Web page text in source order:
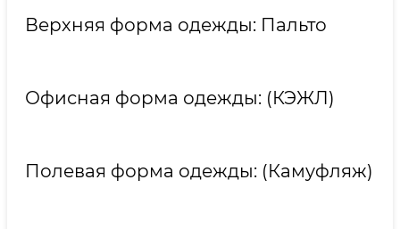
Верхняя форма одежды: Пальто
Офисная форма одежды: (КЭЖЛ)
Полевая форма одежды: (Камуфляж)